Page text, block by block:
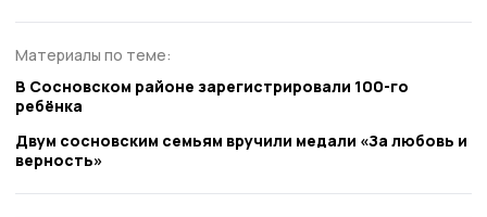
Материалы по теме:
В Сосновском районе зарегистрировали 100-го
ребёнка
Двум сосновским семьям вручили медали «За любовь и
верность»